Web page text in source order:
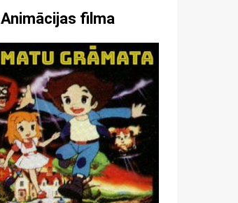
Animācijas filma